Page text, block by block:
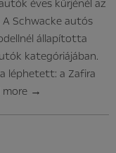
éves kűrjénél az
Schwacke autós
állapította
kategóriájában.
léphetett: a Zafira
more →